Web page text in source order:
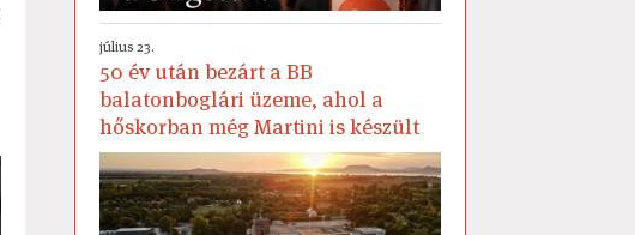
július 23.
50 év után bezárt a BB
balatonboglári üzeme, ahol a
hőskorban még Martini is készült